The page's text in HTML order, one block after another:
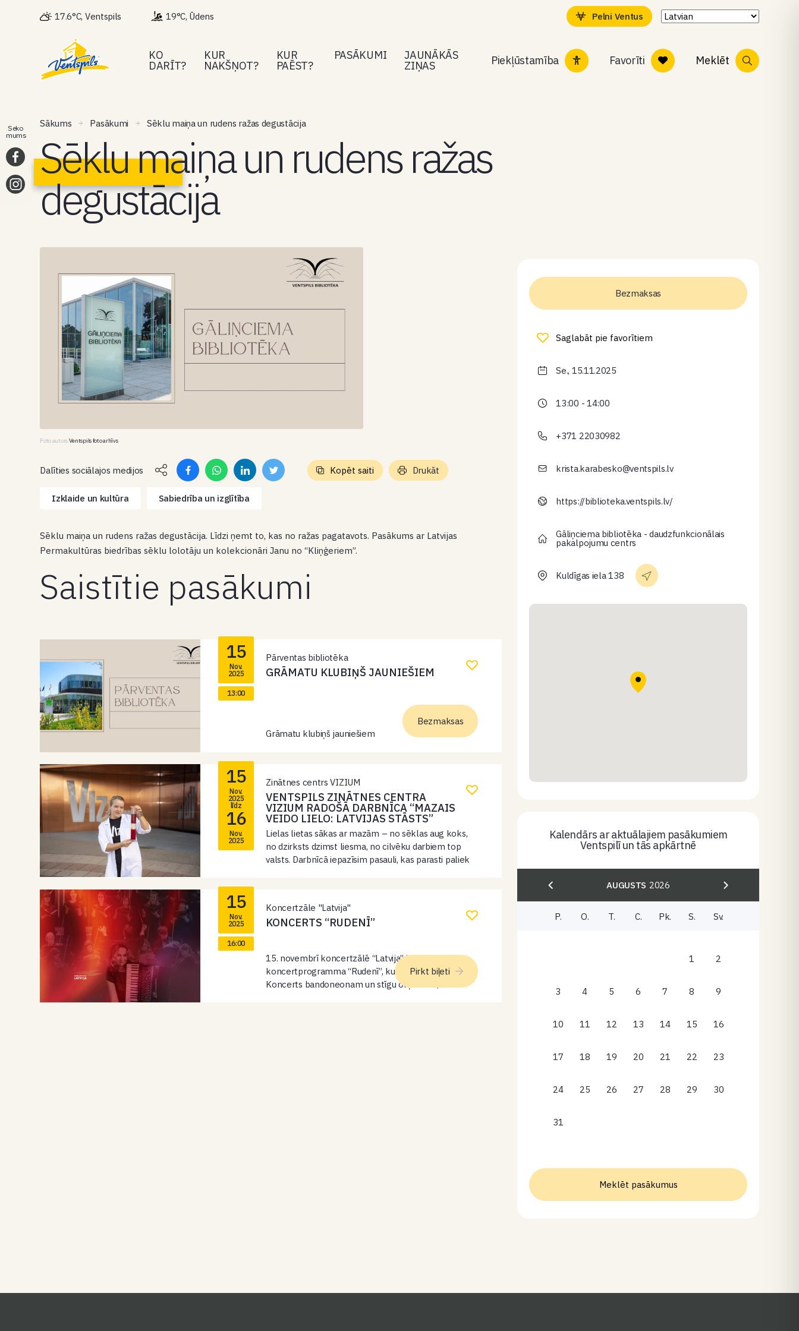
17.6°C, Ventspils 19°C, Ūdens Pelni Ventus
KO
DARĪT?
KUR
NAKŠŅOT?
KUR
PAĒST?
PASĀKUMI JAUNĀKĀS
ZIŅAS Piekļūstamība Favorīti Meklēt
Sākums Pasākumi Sēklu maiņa un rudens ražas degustācija
Sēklu maiņa un rudens ražas
degustācija
Foto autorsVentspils foto arhīvs
Dalīties sociālajos medijos Kopēt saiti Drukāt
Izklaide un kultūra Sabiedrība un izglītība
Sēklu maiņa un rudens ražas degustācija. Līdzi ņemt to, kas no ražas pagatavots. Pasākums ar Latvijas
Permakultūras biedrības sēklu lolotāju un kolekcionāri Janu no “Kliņģeriem”.
Saistītie pasākumi
15
Nov.
2025
13:00
Pārventas bibliotēka
GRĀMATU KLUBIŅŠ JAUNIEŠIEM
Grāmatu klubiņš jauniešiem
Bezmaksas
15
Nov.
2025
līdz
16
Nov.
2025
Zinātnes centrs VIZIUM
VENTSPILS ZINĀTNES CENTRA
VIZIUM RADOŠĀ DARBNĪCA “MAZAIS
VEIDO LIELO: LATVIJAS STĀSTS”
Lielas lietas sākas ar mazām – no sēklas aug koks,
no dzirksts dzimst liesma, no cilvēku darbiem top
valsts. Darbnīcā iepazīsim pasauli, kas parasti paliek
15
Nov.
2025
16:00
Koncertzāle "Latvija"
KONCERTS “RUDENĪ”
15. novembrī koncertzālē “Latvija” izskanēs
koncertprogramma “Rudenī”, kurā Roberto di Marino
Koncerts bandoneonam un stīgu orķestrim, kā arī
Pirkt biļeti
Bezmaksas
Saglabāt pie favorītiem
Se., 15.11.2025
13:00 - 14:00
+371 22030982
krista.karabesko@ventspils.lv
https://biblioteka.ventspils.lv/
Gāliņciema bibliotēka - daudzfunkcionālais
pakalpojumu centrs
Kuldīgas iela 138
Kalendārs ar aktuālajiem pasākumiem
Ventspilī un tās apkārtnē
AUGUSTS 2026
P. O. T. C. Pk. S. Sv.
1 2
3 4 5 6 7 8 9
10 11 12 13 14 15 16
17 18 19 20 21 22 23
24 25 26 27 28 29 30
31
Meklēt pasākumus
Seko
mums